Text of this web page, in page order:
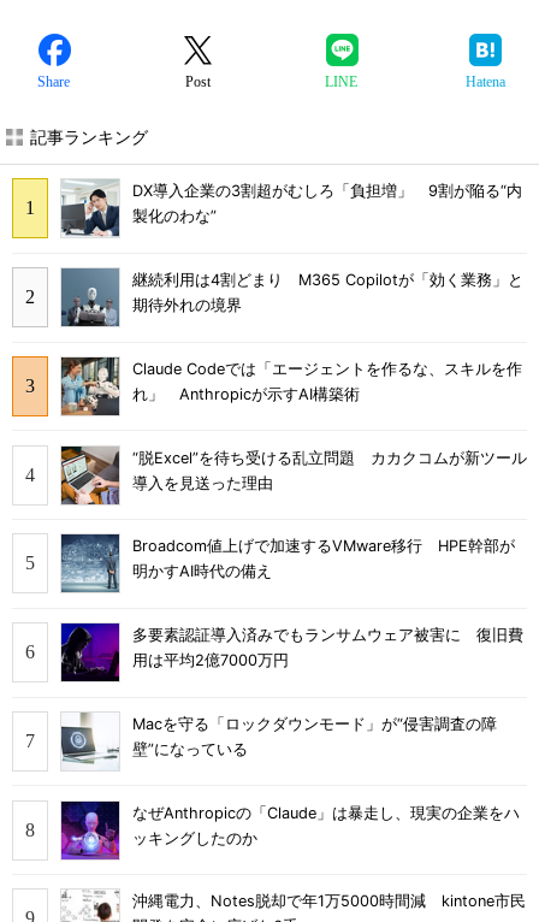
Share Post LINE Hatena
記事ランキング
DX導入企業の3割超がむしろ「負担増」 9割が陥る“内
製化のわな”
継続利用は4割どまり M365 Copilotが「効く業務」と
期待外れの境界
Claude Codeでは「エージェントを作るな、スキルを作
れ」 Anthropicが示すAI構築術
“脱Excel”を待ち受ける乱立問題 カカクコムが新ツール
導入を見送った理由
Broadcom値上げで加速するVMware移行 HPE幹部が
明かすAI時代の備え
多要素認証導入済みでもランサムウェア被害に 復旧費
用は平均2億7000万円
Macを守る「ロックダウンモード」が“侵害調査の障
壁”になっている
なぜAnthropicの「Claude」は暴走し、現実の企業をハ
ッキングしたのか
沖縄電力、Notes脱却で年1万5000時間減 kintone市民